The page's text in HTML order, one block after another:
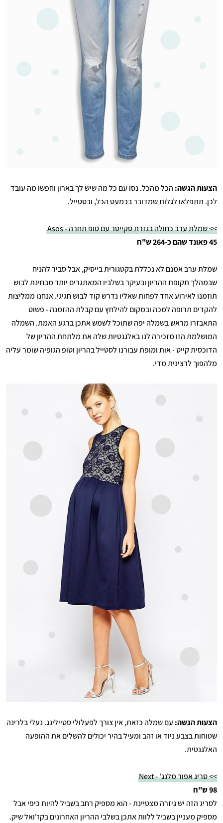
הצעות הגשה: הכל מהכל. נסו עם כל מה שיש לך בארון וחפשו מה עובד
לכן. תתפלאו לגלות שמדובר בכמעט הכל, ובסטייל.
>> שמלת ערב כחולה בגזרת סקייטר עם טופ תחרה - Asos
45 פאונד שהם כ-264 ש"ח
שמלת ערב אמנם לא נכללת בקטגורית בייסיק, אבל סביר להניח
שבמהלך תקופת ההריון ובעיקר בשלביו המאתגרים יותר מבחינת לבוש
תוזמנו לאירוע אחד לפחות שאליו נדרש קוד לבוש חגיגי. אנחנו ממליצות
להקדים תרופה למכה ובמקום להילחץ עם קבלת ההזמנה - פשוט
התאבזרו מראש בשמלה יפה שתוכל לשמש אתכן ברגע האמת. השמלה
המושלמת הזו מזכירה לנו באלגנטיות שלה את מלתחת ההריון של
הדוכסית קייט - אות ומופת עבורנו לסטייל בהריון וטופ הגופיה שומר עליה
מלהפוך לרצינית מדי.
הצעות הגשה: עם שמלה כזאת, אין צורך לפעלולי סטיילינג. נעלי בלרינה
שטוחות בצבע ניוד או זהב ומעיל בהיר יכולים להשלים את ההופעה
האלגנטית.
>> סריג אפור מלנג' - Next
98 ש"ח
לסריג הזה יש גיזרה מצטיינת - הוא מספיק רחב בשביל להיות כיפי אבל
מספיק מעניין בשביל ללוות אתכן בשלבי ההריון האחרונים בקז'ואל שיק.